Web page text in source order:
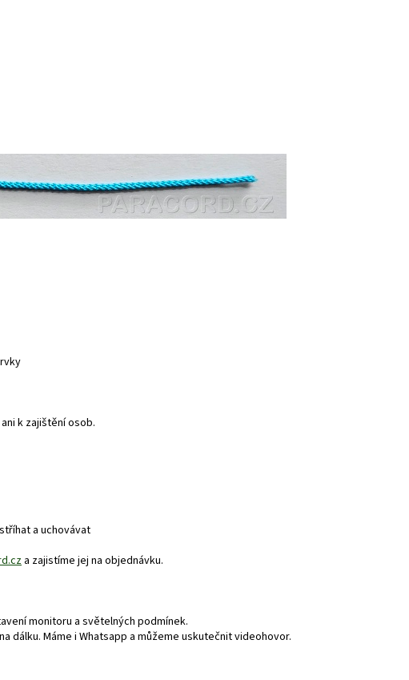
k zajištění osob.
a uchovávat
a zajistíme jej na objednávku.
monitoru a světelných podmínek.
dálku. Máme i Whatsapp a můžeme uskutečnit videohovor.